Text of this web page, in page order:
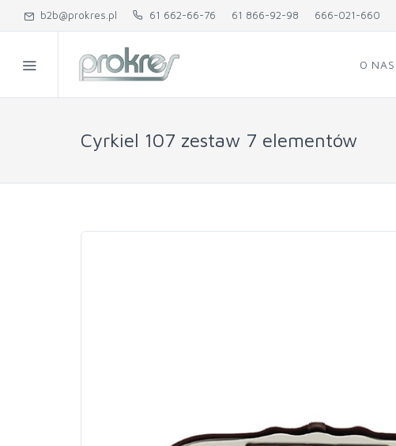
b2b@prokres.pl 61 662-66-76 61 866-92-98 666-021-660
O NAS
Cyrkiel 107 zestaw 7 elementów